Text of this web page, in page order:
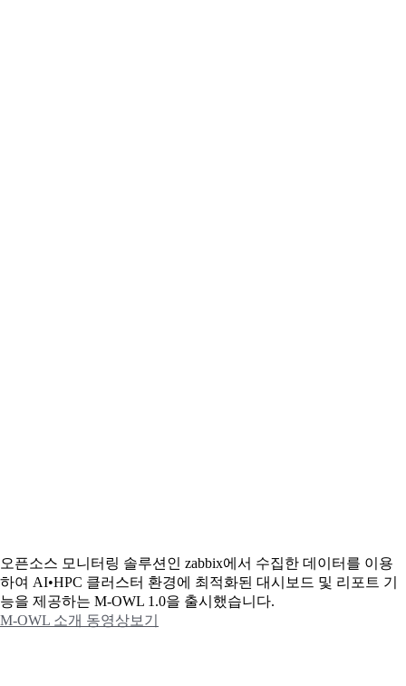
오픈소스 모니터링 솔루션인 zabbix에서 수집한 데이터를 이용
하여 AI•HPC 클러스터 환경에 최적화된 대시보드 및 리포트 기
능을 제공하는 M-OWL 1.0을 출시했습니다.
M-OWL 소개 동영상보기